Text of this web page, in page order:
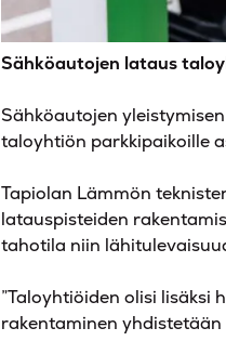
Sähköautojen lataus
Sähköautojen
taloyhtiön parkkipaikoille
Tapiolan Lämmön
latauspisteiden
tahotila niin
”Taloyhtiöiden olisi
rakentaminen